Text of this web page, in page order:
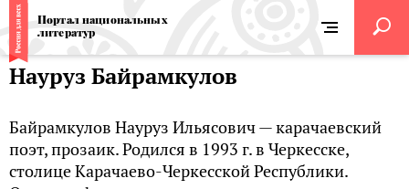
Портал национальных
литератур
Науруз Байрамкулов
Байрамкулов Науруз Ильясович — карачаевский
поэт, прозаик. Родился в 1993 г. в Черкесске,
столице Карачаево-Черкесской Республики.